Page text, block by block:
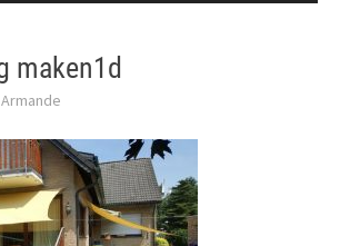
maken1d
Armande